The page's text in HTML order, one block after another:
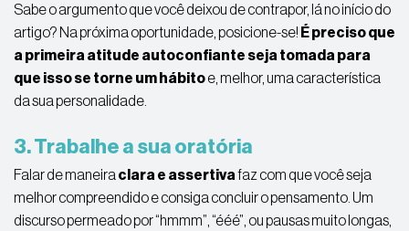
Sabe o argumento que você deixou de contrapor, lá no início do
artigo? Na próxima oportunidade, posicione-se! É preciso que
a primeira atitude autoconfiante seja tomada para
que isso se torne um hábitoe, melhor, uma característica
da sua personalidade.
3. Trabalhe a sua oratória
Falar de maneira clara e assertivafaz com que você seja
melhor compreendido e consiga concluir o pensamento. Um
discurso permeado por “hmmm”, “ééé”, ou pausas muito longas,